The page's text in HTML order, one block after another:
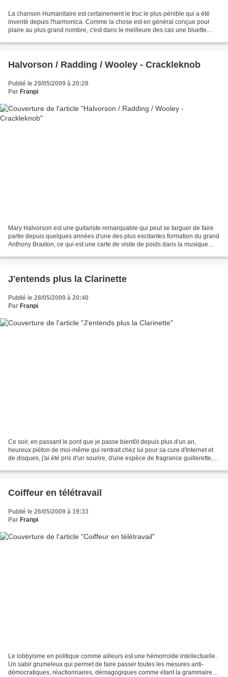
La chanson Humanitaire est certainement le truc le plus pénible qui a été
inventé depuis l'harmonica. Comme la chose est en général conçue pour
plaire au plus grand nombre, c'est dans le meilleure des cas une bluette
Halvorson / Radding / Wooley - Crackleknob
Publié le 29/05/2009 à 20:28
Par Franpi
Mary Halvorson est une guitariste remarquable qui peut se targuer de faire
partie depuis quelques années d'une des plus excitantes formation du grand
Anthony Braxton, ce qui est une carte de visite de poids dans la musique
J'entends plus la Clarinette
Publié le 28/05/2009 à 20:40
Par Franpi
Ce soir, en passant le pont que je passe bientôt depuis plus d'un an,
heureux piéton de moi-même qui rentrait chez lui pour sa cure d'Internet et
de disques, j'ai été pris d'un sourire, d'une espèce de fragrance guillerette,
Coiffeur en télétravail
Publié le 26/05/2009 à 19:33
Par Franpi
Le lobbyisme en politique comme ailleurs est une hémorroïde intellectuelle.
Un sabir grumeleux qui permet de faire passer toutes les mesures anti-
démocratiques, réactionnaires, démagogiques comme étant la grammaire